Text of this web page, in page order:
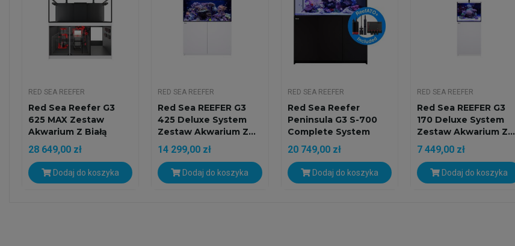
RED SEA REEFER
Red Sea Reefer G3
625 MAX Zestaw
Akwarium Z Białą
Szafką
28 649,00 zł
Dodaj do koszyka
RED SEA REEFER
Red Sea REEFER G3
425 Deluxe System
Zestaw Akwarium Z...
14 299,00 zł
Dodaj do koszyka
RED SEA REEFER
Red Sea Reefer
Peninsula G3 S-700
Complete System
Zestaw...
20 749,00 zł
Dodaj do koszyka
RED SEA REEFER
Red Sea REEFER G3
170 Deluxe System
Zestaw Akwarium Z...
7 449,00 zł
Dodaj do koszyka